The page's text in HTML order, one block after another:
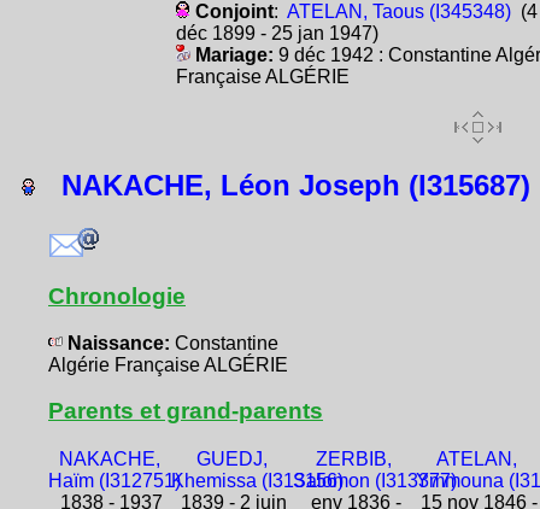
Conjoint: ATELAN, Taous (I345348)(4
déc 1899 - 25 jan 1947)
Mariage: 9 déc 1942 : Constantine
Française ALGÉRIE
NAKACHE, Léon Joseph (I315687)
Chronologie
Naissance: Constantine
Algérie Française ALGÉRIE
Parents et grand-parents
NAKACHE,
Haïm (I312751)
1838 - 1937
GUEDJ,
Khemissa (I313156)
1839 - 2 juin
ZERBIB,
Salomon (I313377)
env 1836 -
ATELAN,
Ymmouna
15 nov 1846 -